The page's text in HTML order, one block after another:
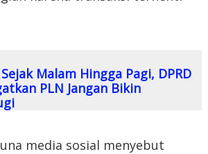
Malam Hingga Pagi, DPRD
PLN Jangan Bikin
media sosial menyebut